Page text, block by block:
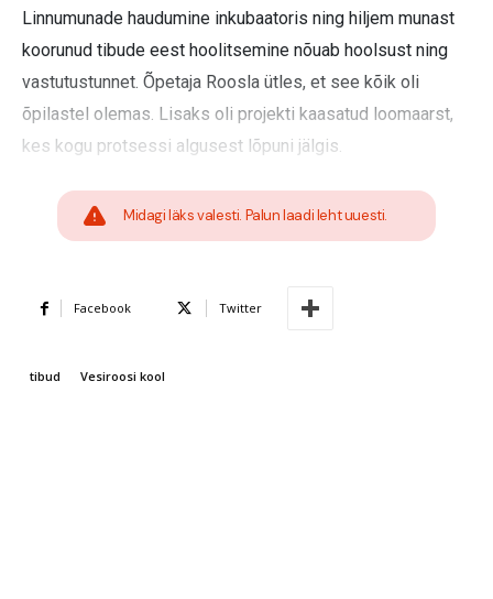
Linnumunade haudumine inkubaatoris ning hiljem munast
koorunud tibude eest hoolitsemine nõuab hoolsust ning
vastutustunnet. Õpetaja Roosla ütles, et see kõik oli
õpilastel olemas. Lisaks oli projekti kaasatud loomaarst,
kes kogu protsessi algusest lõpuni jälgis.
Midagi läks valesti. Palun laadi leht uuesti.
Facebook Twitter
tibud Vesiroosi kool